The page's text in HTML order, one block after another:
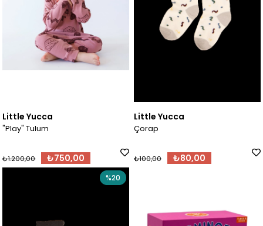
Little Yucca
"Play" Tulum
₺750,00
₺1.200,00
Little Yucca
Çorap
₺80,00
₺100,00
%20